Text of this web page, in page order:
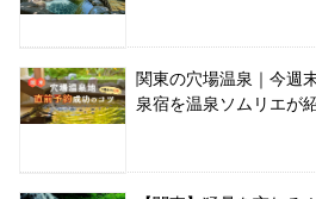
関東の穴場温泉｜今週
泉宿を温泉ソムリエが